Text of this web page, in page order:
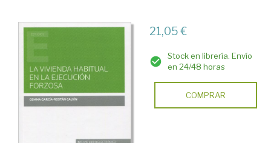
21,05 €
Stock en librería. Envío
en 24/48 horas
COMPRAR